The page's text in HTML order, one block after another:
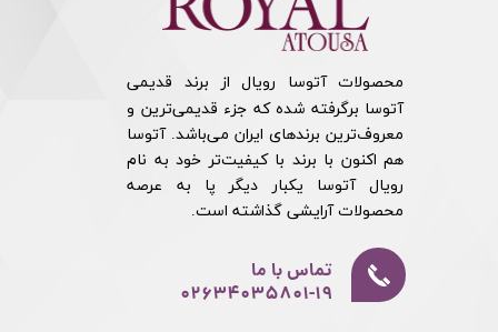
محصولات آتوسا رویال از برند قدیمی
آتوسا برگرفته شده که جزء قدیمی‌ترین و
معروف‌ترین برندهای ایران می‌باشد. آتوسا
هم اکنون با برند با کیفیت‌تر خود به نام
رویال آتوسا یکبار دیگر پا به عرصه
محصولات آرایشی گذاشته است.​​​​​​​
تماس با ما
02634035801-19​​​​​​​